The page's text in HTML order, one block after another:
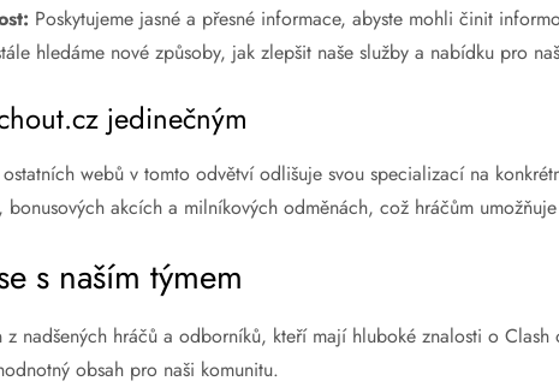
Poskytujeme jasné a přesné informace, abyste mohli činit
hledáme nové způsoby, jak zlepšit naše služby a nabídku pro
jedinečným
webů v tomto odvětví odlišuje svou specializací na
akcích a milníkových odměnách, což hráčům
s naším týmem
z nadšených hráčů a odborníků, kteří mají hluboké znalosti o
obsah pro naši komunitu.